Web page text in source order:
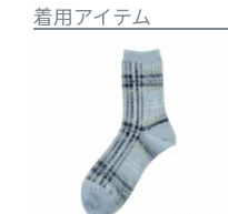
着用アイテム